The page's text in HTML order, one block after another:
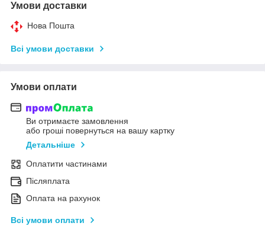
Умови доставки
Нова Пошта
Всі умови доставки
Умови оплати
Ви отримаєте замовлення
або гроші повернуться на вашу картку
Детальніше
Оплатити частинами
Післяплата
Оплата на рахунок
Всі умови оплати